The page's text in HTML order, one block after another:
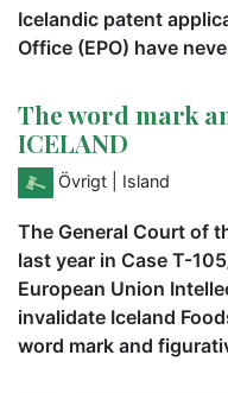
Icelandic patent
Office (EPO) have
The word mark
ICELAND
Övrigt | Island
The General Court of
last year in Case T-
European Union
invalidate Iceland
word mark and